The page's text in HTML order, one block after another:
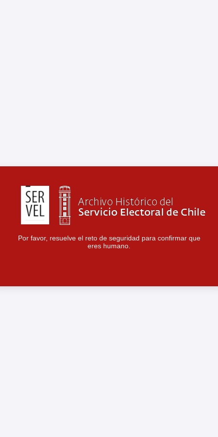
Por favor, resuelve el reto de seguridad para confirmar que
eres humano.